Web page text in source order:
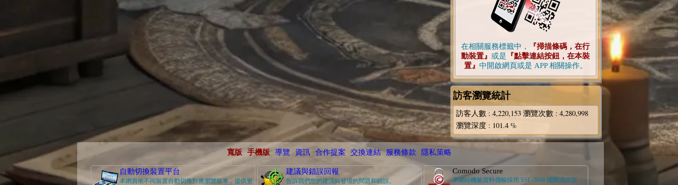
在相關服務標籤中，
『掃描條碼，在行
動裝置』 或是 『點擊連結按鈕，在本裝
置』 中開啟網頁或是 APP 相關操作。
訪客瀏覽統計
訪客人數: 4,220,153 瀏覽次數: 4,280,998
瀏覽深度: 101.4 %
寬版 手機版 導覽 資訊 合作提案 交換連結 服務條款 隱私策略
自動切換裝置平台
本網頁依不同裝置自動切換對應瀏覽版本，提供更
建議與錯誤回報
告訴我們您的建議與發現的問題和錯誤。
Comodo Secure
本網站機敏資料傳輸採用 SSL-2048 國際認證加